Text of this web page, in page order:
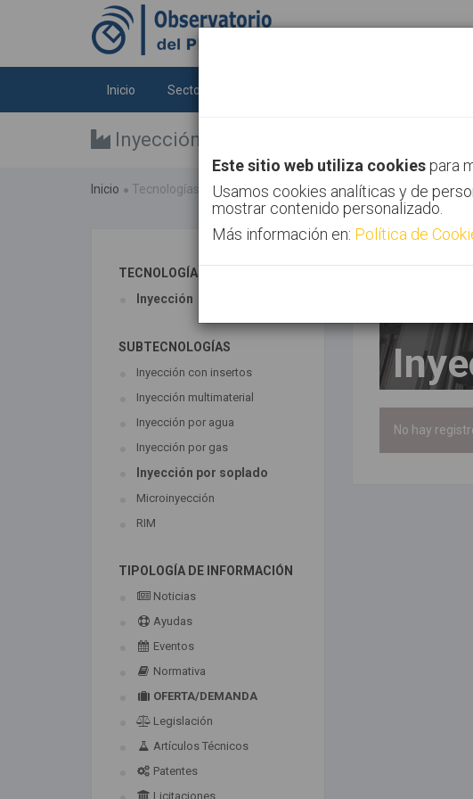
Inicio Sectores
Inyección
Inicio Tecnologías Inyección
Este sitio web utiliza cookies para
Usamos cookies analíticas y de
mostrar contenido personalizado.
Más información en: Política de
TECNOLOGÍAS ASOCIADAS
Inyección
SUBTECNOLOGÍAS
Inyección con insertos
Inyección multimaterial
Inyección por agua
Inyección por gas
Inyección por soplado
Microinyección
RIM
TIPOLOGÍA DE INFORMACIÓN
Noticias
Ayudas
Eventos
Normativa
OFERTA/DEMANDA
Legislación
Artículos Técnicos
Patentes
Licitaciones
No hay